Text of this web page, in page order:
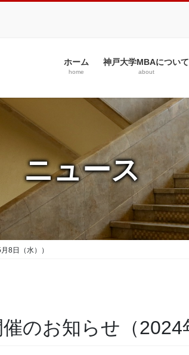
ホーム
home
神戸大学MBAについて
about
ニュース
8日（水））
のお知らせ（2024